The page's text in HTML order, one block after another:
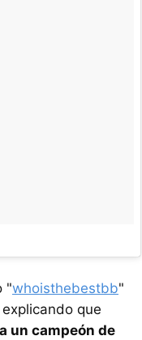
"whoisthebestbb"
que
un campeón de